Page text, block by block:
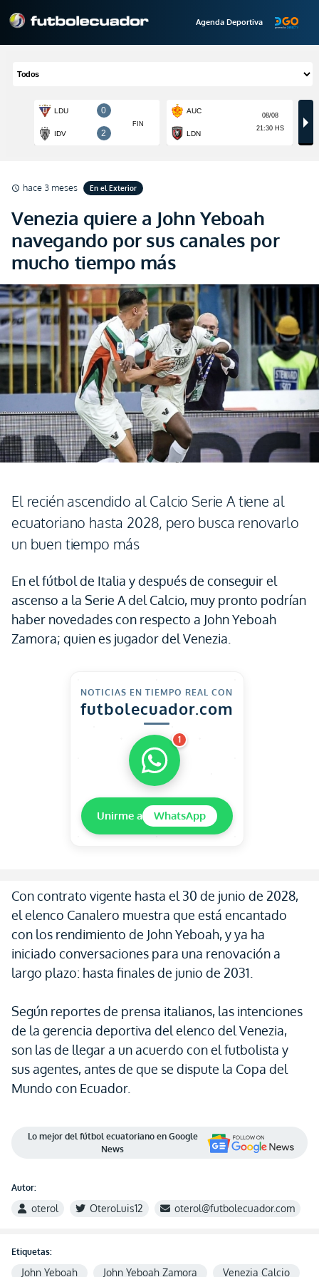
Agenda Deportiva
schedule hace 3 meses En el Exterior
Venezia quiere a John Yeboah
navegando por sus canales por
mucho tiempo más
El recién ascendido al Calcio Serie A tiene al
ecuatoriano hasta 2028, pero busca renovarlo
un buen tiempo más
En el fútbol de Italia y después de conseguir el
ascenso a la Serie A del Calcio, muy pronto podrían
haber novedades con respecto a John Yeboah
Zamora; quien es jugador del Venezia.
NOTICIAS EN TIEMPO REAL CON
futbolecuador.com
1
Unirme a WhatsApp
Con contrato vigente hasta el 30 de junio de 2028,
el elenco Canalero muestra que está encantado
con los rendimiento de John Yeboah, y ya ha
iniciado conversaciones para una renovación a
largo plazo: hasta finales de junio de 2031.
Según reportes de prensa italianos, las intenciones
de la gerencia deportiva del elenco del Venezia,
son las de llegar a un acuerdo con el futbolista y
sus agentes, antes de que se dispute la Copa del
Mundo con Ecuador.
Lo mejor del fútbol ecuatoriano en Google
News
Autor:
oterol OteroLuis12 oterol@futbolecuador.com
Etiquetas:
John Yeboah John Yeboah Zamora Venezia Calcio